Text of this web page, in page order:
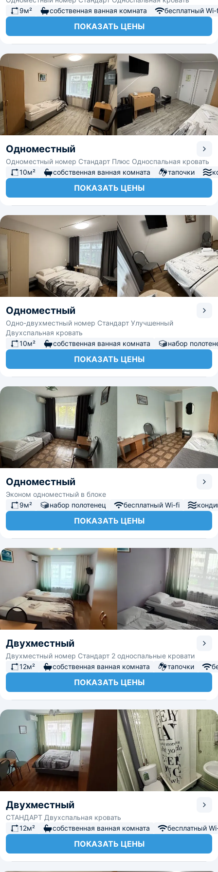
9м²
собственная ванная комната бесплатный
ПОКАЗАТЬ ЦЕНЫ
Одноместный
Одноместный номер Стандарт Плюс Односпальная кровать
10м²
собственная ванная комната тапочки
ПОКАЗАТЬ ЦЕНЫ
Одноместный
Одно-двухместный номер Стандарт Улучшенный
Двухспальная кровать
10м²
собственная ванная комната набор
ПОКАЗАТЬ ЦЕНЫ
Одноместный
Эконом одноместный в блоке
9м²
набор полотенец бесплатный Wi-fi
ПОКАЗАТЬ ЦЕНЫ
Двухместный
Двухместный номер Стандарт 2 односпальные кровати
12м²
собственная ванная комната тапочки
ПОКАЗАТЬ ЦЕНЫ
Двухместный
СТАНДАРТ Двухспальная кровать
12м²
собственная ванная комната бесплатный
ПОКАЗАТЬ ЦЕНЫ